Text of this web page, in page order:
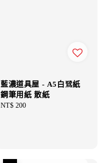
藍濃道具屋 - A5白鷺紙
鋼筆用紙 散紙
Regular
NT$ 200